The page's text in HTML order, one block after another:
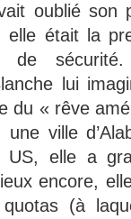
oublié son
elle était la
de
lui
du « rêve
ville
US, elle a
encore,
(à